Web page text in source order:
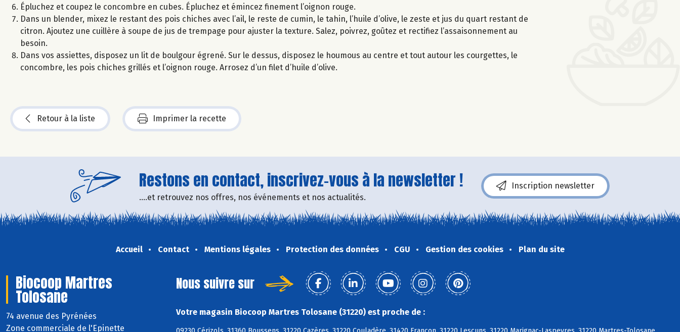
Épluchez et coupez le concombre en cubes. Épluchez et émincez finement l’oignon rouge.
Dans un blender, mixez le restant des pois chiches avec l’ail, le reste de cumin, le tahin, l’huile d’olive, le zeste et jus du quart restant de
citron. Ajoutez une cuillère à soupe de jus de trempage pour ajuster la texture. Salez, poivrez, goûtez et rectifiez l’assaisonnement au
besoin.
Dans vos assiettes, disposez un lit de boulgour égrené. Sur le dessus, disposez le houmous au centre et tout autour les courgettes, le
concombre, les pois chiches grillés et l’oignon rouge. Arrosez d’un filet d’huile d’olive.
Retour à la liste Imprimer la recette
Restons en contact, inscrivez-vous à la newsletter !
....et retrouvez nos offres, nos événements et nos actualités.
Inscription newsletter
Accueil Contact Mentions légales Protection des données CGU Gestion des cookies Plan du site
Biocoop Martres
Tolosane
74 avenue des Pyrénées
Zone commerciale de l'Epinette
Nous suivre sur
Votre magasin Biocoop Martres Tolosane (31220) est proche de :